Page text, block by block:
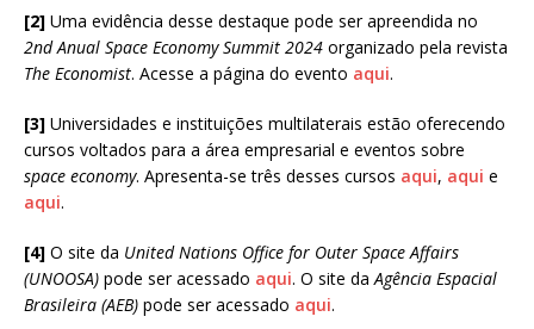
[2] Uma evidência desse destaque pode ser apreendida no
2nd Anual Space Economy Summit 2024 organizado pela revista
The Economist. Acesse a página do evento aqui.
[3] Universidades e instituições multilaterais estão oferecendo
cursos voltados para a área empresarial e eventos sobre
space economy. Apresenta-se três desses cursos aqui, aqui e
aqui.
[4] O site da United Nations Office for Outer Space Affairs
(UNOOSA) pode ser acessado aqui. O site daAgência Espacial
Brasileira (AEB) pode ser acessado aqui.